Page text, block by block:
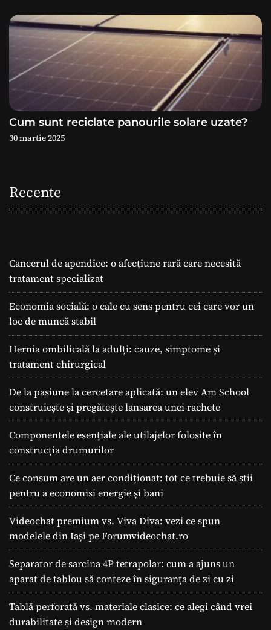
Cum sunt reciclate panourile solare uzate?
30 martie 2025
Recente
Cancerul de apendice: o afecțiune rară care necesită
tratament specializat
Economia socială: o cale cu sens pentru cei care vor un
loc de muncă stabil
Hernia ombilicală la adulți: cauze, simptome și
tratament chirurgical
De la pasiune la cercetare aplicată: un elev Am School
construiește și pregătește lansarea unei rachete
Componentele esențiale ale utilajelor folosite în
construcția drumurilor
Ce consum are un aer condiționat: tot ce trebuie să știi
pentru a economisi energie și bani
Videochat premium vs. Viva Diva: vezi ce spun
modelele din Iași pe Forumvideochat.ro
Separator de sarcina 4P tetrapolar: cum a ajuns un
aparat de tablou să conteze în siguranța de zi cu zi
Tablă perforată vs. materiale clasice: ce alegi când vrei
durabilitate și design modern